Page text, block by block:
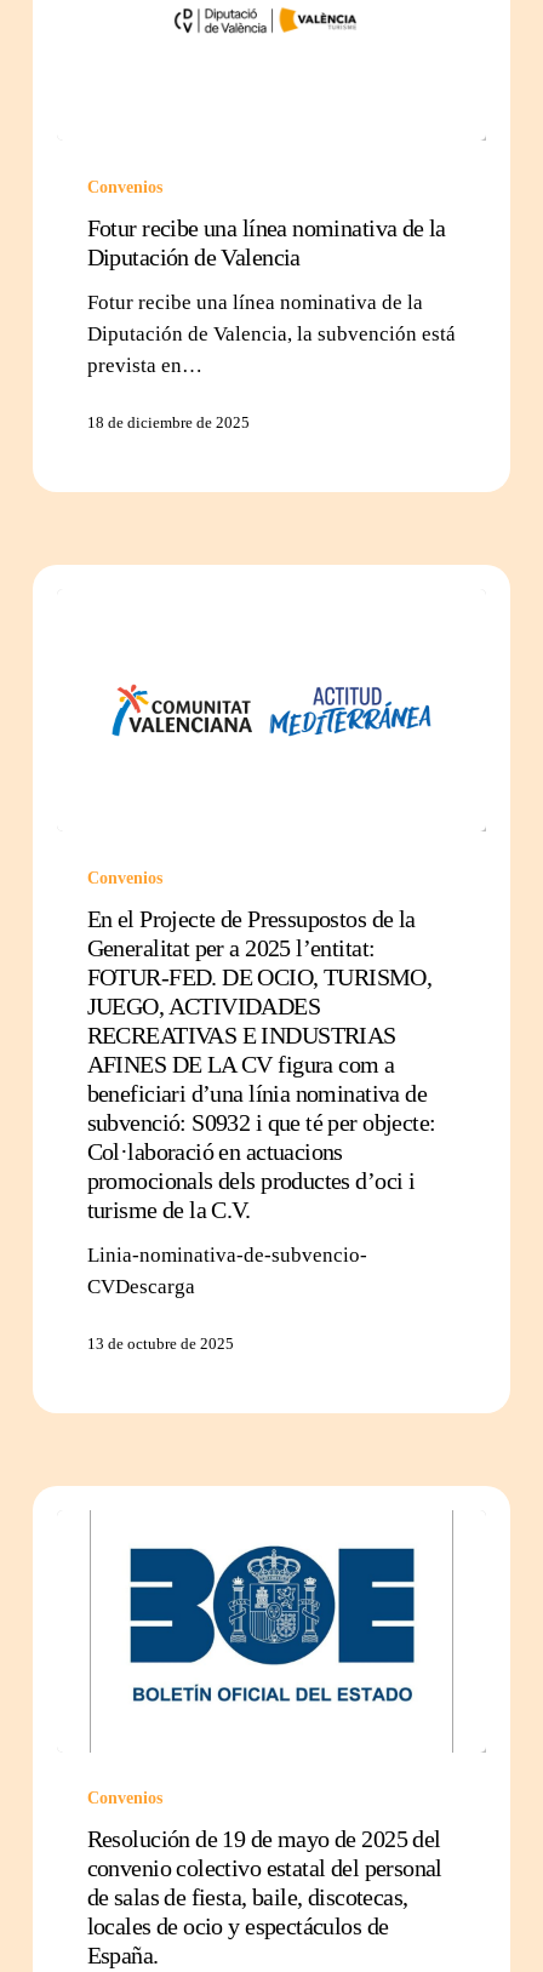
Convenios
Fotur recibe una línea nominativa de la
Diputación de Valencia
Fotur recibe una línea nominativa de la
Diputación de Valencia, la subvención está
prevista en…
18 de diciembre de 2025
Convenios
En el Projecte de Pressupostos de la
Generalitat per a 2025 l’entitat:
FOTUR-FED. DE OCIO, TURISMO,
JUEGO, ACTIVIDADES
RECREATIVAS E INDUSTRIAS
AFINES DE LA CV figura com a
beneficiari d’una línia nominativa de
subvenció: S0932 i que té per objecte:
Col·laboració en actuacions
promocionals dels productes d’oci i
turisme de la C.V.
Linia-nominativa-de-subvencio-
CVDescarga
13 de octubre de 2025
Convenios
Resolución de 19 de mayo de 2025 del
convenio colectivo estatal del personal
de salas de fiesta, baile, discotecas,
locales de ocio y espectáculos de
España.